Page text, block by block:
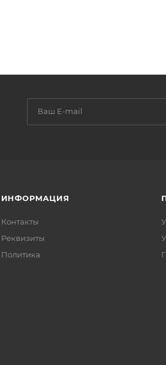
ИНФОРМАЦИЯ
Контакты
Реквизиты
Политика